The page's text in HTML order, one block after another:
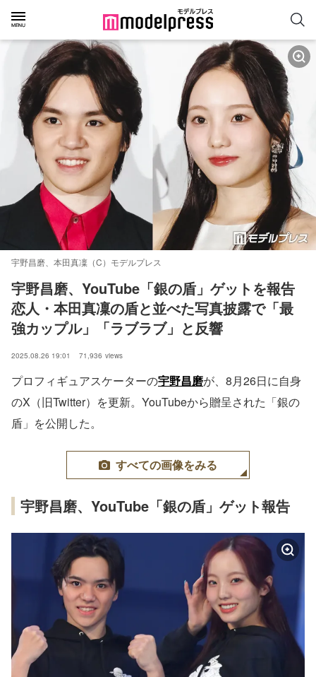
宇野昌磨、本田真凜（C）モデルプレス
宇野昌磨、YouTube「銀の盾」ゲットを報告
恋人・本田真凜の盾と並べた写真披露で「最
強カップル」「ラブラブ」と反響
2025.08.26 19:01 71,936 views
プロフィギュアスケーターの宇野昌磨が、8月26日に自身
のX（旧Twitter）を更新。YouTubeから贈呈された「銀の
盾」を公開した。
すべての画像をみる
宇野昌磨、YouTube「銀の盾」ゲット報告